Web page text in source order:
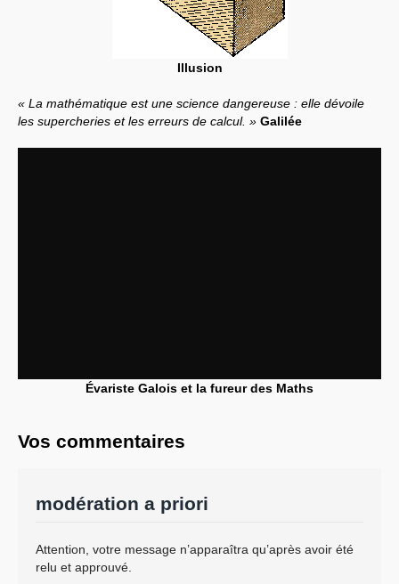
Illusion
« La mathématique est une science dangereuse : elle dévoile
les supercheries et les erreurs de calcul. » Galilée
Évariste Galois et la fureur des Maths
Vos commentaires
modération a priori
Attention, votre message n’apparaîtra qu’après avoir été
relu et approuvé.